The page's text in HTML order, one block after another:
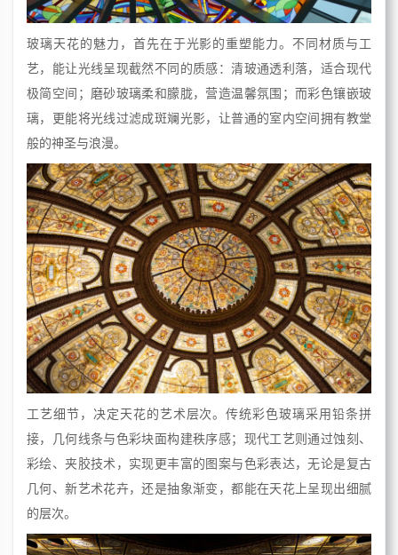
玻璃天花的魅力，首先在于光影的重塑能力。不同材质与工
艺，能让光线呈现截然不同的质感：清玻通透利落，适合现代
极简空间；磨砂玻璃柔和朦胧，营造温馨氛围；而彩色镶嵌玻
璃，更能将光线过滤成斑斓光影，让普通的室内空间拥有教堂
般的神圣与浪漫。
工艺细节，决定天花的艺术层次。传统彩色玻璃采用铅条拼
接，几何线条与色彩块面构建秩序感；现代工艺则通过蚀刻、
彩绘、夹胶技术，实现更丰富的图案与色彩表达，无论是复古
几何、新艺术花卉，还是抽象渐变，都能在天花上呈现出细腻
的层次。